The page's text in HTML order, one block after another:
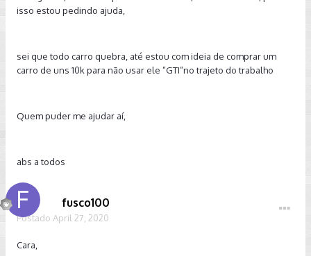
isso estou pedindo ajuda,
sei que todo carro quebra, até estou com ideia de comprar um
carro de uns 10k para não usar ele ”GTI”no trajeto do trabalho
Quem puder me ajudar aí,
abs a todos
fusco100
Postado April 27, 2020
Cara,